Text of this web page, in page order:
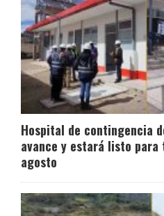
Hospital de contingencia
avance y estará listo
agosto